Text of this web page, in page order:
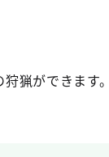
猟ができます。